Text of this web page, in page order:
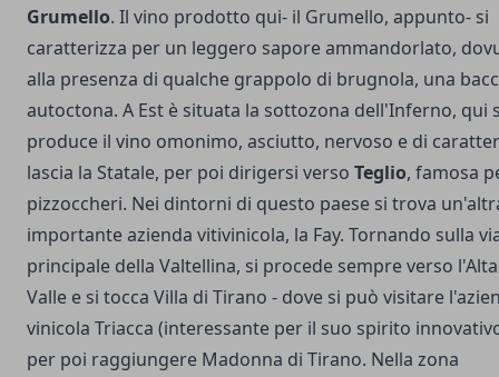
Grumello. Il vino prodotto qui- il Grumello, appunto- si
caratterizza per un leggero sapore ammandorlato,
alla presenza di qualche grappolo di brugnola, una
autoctona. A Est è situata la sottozona dell'Inferno, qui
produce il vino omonimo, asciutto, nervoso e di
lascia la Statale, per poi dirigersi verso Teglio, famosa
pizzoccheri. Nei dintorni di questo paese si trova
importante azienda vitivinicola, la Fay. Tornando sulla
principale della Valtellina, si procede sempre verso l'Alta
Valle e si tocca Villa di Tirano - dove si può visitare
vinicola Triacca (interessante per il suo spirito
per poi raggiungere Madonna di Tirano. Nella zona